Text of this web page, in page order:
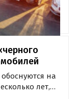
на
лет,